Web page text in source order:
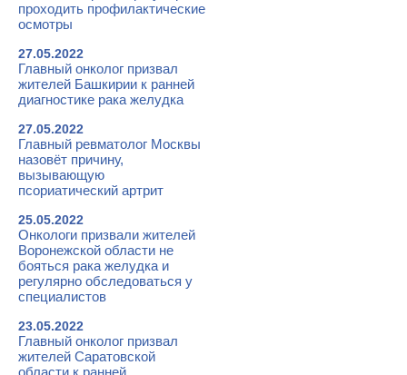
проходить профилактические
осмотры
27.05.2022
Главный онколог призвал
жителей Башкирии к ранней
диагностике рака желудка
27.05.2022
Главный ревматолог Москвы
назовёт причину,
вызывающую
псориатический артрит
25.05.2022
Онкологи призвали жителей
Воронежской области не
бояться рака желудка и
регулярно обследоваться у
специалистов
23.05.2022
Главный онколог призвал
жителей Саратовской
области к ранней